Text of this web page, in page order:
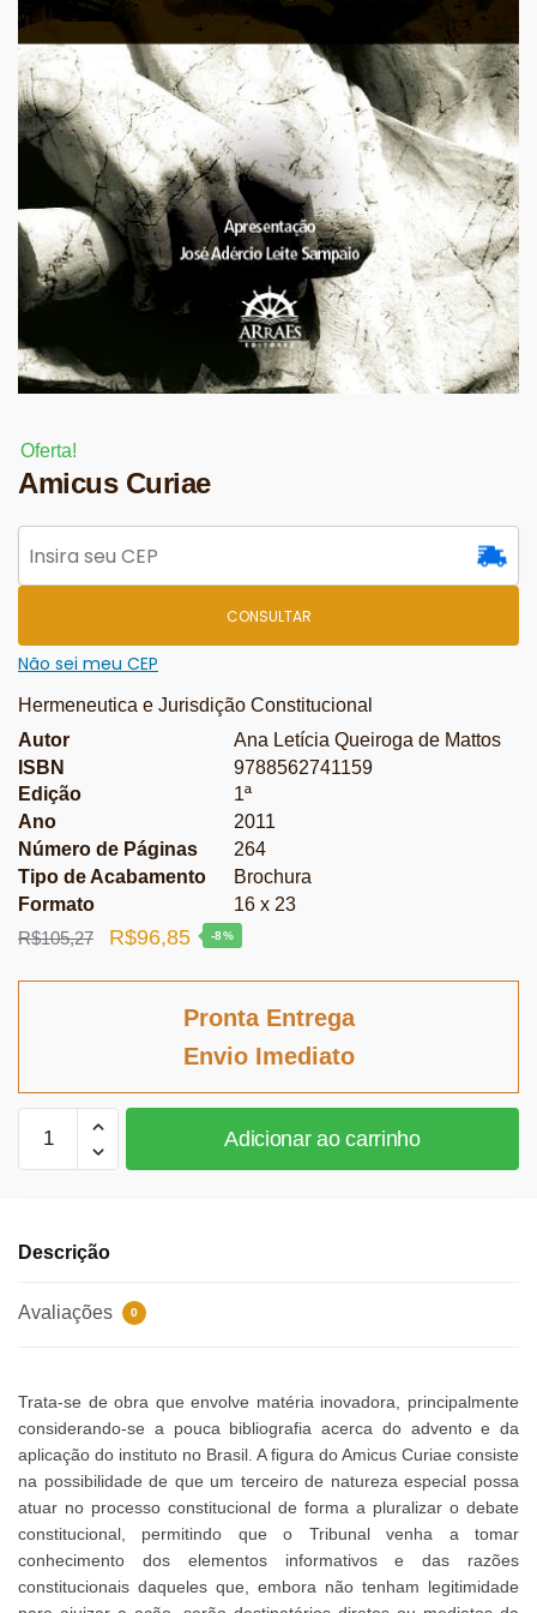
Oferta!
Amicus Curiae
CONSULTAR
Não sei meu CEP
Hermeneutica e Jurisdição Constitucional
Autor
Ana Letícia Queiroga de Mattos
ISBN
9788562741159
Edição
1ª
Ano
2011
Número de Páginas
264
Tipo de Acabamento
Brochura
Formato
16 x 23
R$105,27
O
R$96,85O
atual
-8%
Pronta Entrega
Envio Imediato
Curiae
Adicionar ao carrinho
Descrição
Avaliações 0
Trata-se de obra que envolve matéria inovadora, principalmente
considerando-se a pouca bibliografia acerca do advento e da
aplicação do instituto no Brasil. A figura do Amicus Curiae consiste
na possibilidade de que um terceiro de natureza especial possa
atuar no processo constitucional de forma a pluralizar o debate
constitucional, permitindo que o Tribunal venha a tomar
conhecimento dos elementos informativos e das razões
constitucionais daqueles que, embora não tenham legitimidade